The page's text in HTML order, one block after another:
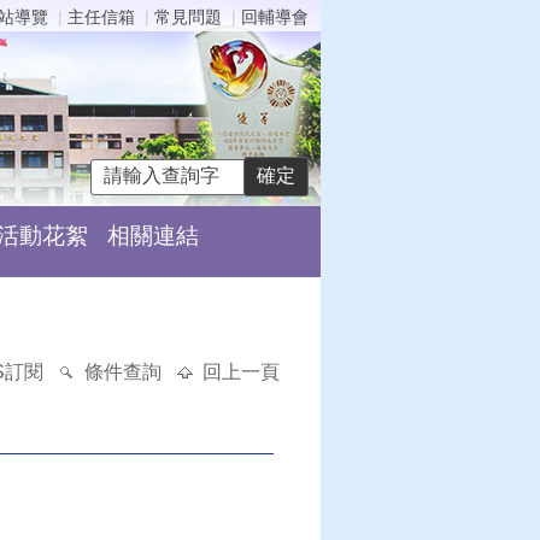
導覽 主任信箱 常見問題 回輔導會
動花絮 相關連結
閱 條件查詢 回上一頁